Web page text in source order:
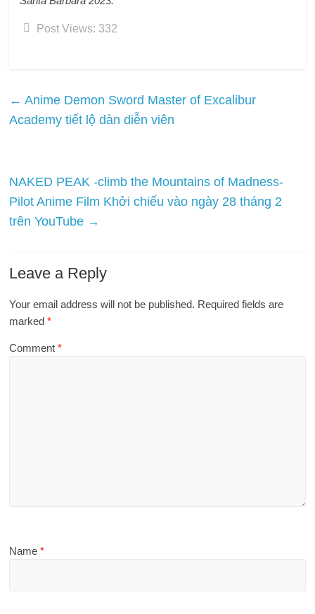
Post Views: 332
← Anime Demon Sword Master of Excalibur
Academy tiết lộ dàn diễn viên
NAKED PEAK -climb the Mountains of Madness-
Pilot Anime Film Khởi chiếu vào ngày 28 tháng 2
trên YouTube →
Leave a Reply
Your email address will not be published. Required fields are
marked*
Comment*
Name*